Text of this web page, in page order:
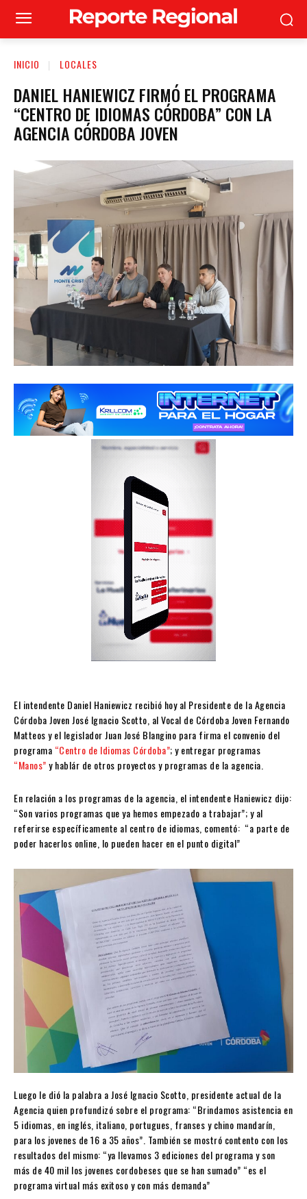
INICIO LOCALES
DANIEL HANIEWICZ FIRMÓ EL PROGRAMA
“CENTRO DE IDIOMAS CÓRDOBA” CON LA
AGENCIA CÓRDOBA JOVEN
El intendente Daniel Haniewicz recibió hoy al Presidente de la Agencia
Córdoba Joven José Ignacio Scotto, al Vocal de Córdoba Joven Fernando
Matteos y el legislador Juan José Blangino para firma el convenio del
programa “Centro de Idiomas Córdoba”; y entregar programas
“Manos”y hablár de otros proyectos y programas de la agencia.
En relación a los programas de la agencia, el intendente Haniewicz dijo:
“Son varios programas que ya hemos empezado a trabajar”; y al
referirse específicamente al centro de idiomas, comentó: “a parte de
poder hacerlos online, lo pueden hacer en el punto digital”
Luego le dió la palabra a José Ignacio Scotto, presidente actual de la
Agencia quien profundizó sobre el programa: “Brindamos asistencia en
5 idiomas, en inglés, italiano, portugues, franses y chino mandarín,
para los jovenes de 16 a 35 años”. También se mostró contento con los
resultados del mismo: “ya llevamos 3 ediciones del programa y son
más de 40 mil los jovenes cordobeses que se han sumado” “es el
programa virtual más exitoso y con más demanda”